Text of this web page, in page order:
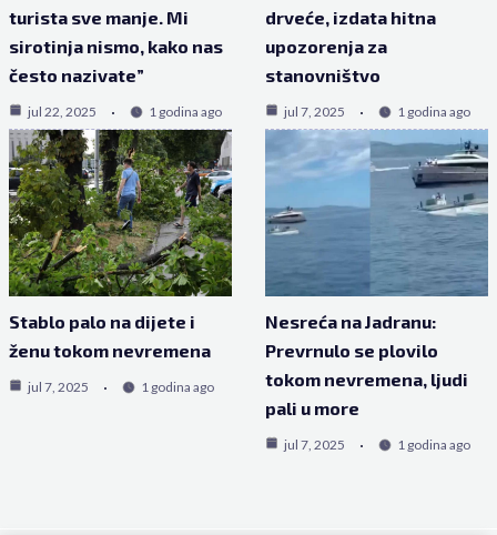
turista sve manje. Mi
sirotinja nismo, kako nas
često nazivate”
jul 22, 2025 1 godina ago
drveće, izdata hitna
upozorenja za
stanovništvo
jul 7, 2025 1 godina ago
Stablo palo na dijete i
ženu tokom nevremena
jul 7, 2025 1 godina ago
Nesreća na Jadranu:
Prevrnulo se plovilo
tokom nevremena, ljudi
pali u more
jul 7, 2025 1 godina ago